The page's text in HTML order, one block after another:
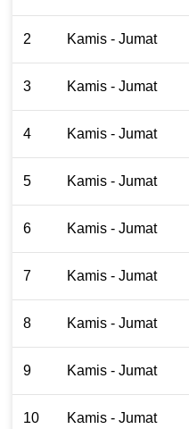
2 Kamis - Jumat
3 Kamis - Jumat
4 Kamis - Jumat
5 Kamis - Jumat
6 Kamis - Jumat
7 Kamis - Jumat
8 Kamis - Jumat
9 Kamis - Jumat
10 Kamis - Jumat